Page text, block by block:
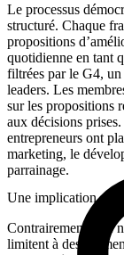
Le processus
structuré. Chaque
propositions
quotidienne en tant
filtrées par le G4,
leaders. Les
sur les propositions
aux décisions
entrepreneurs ont
marketing, le
parrainage.
Une implication qui
Contrairement à de
limitent à des